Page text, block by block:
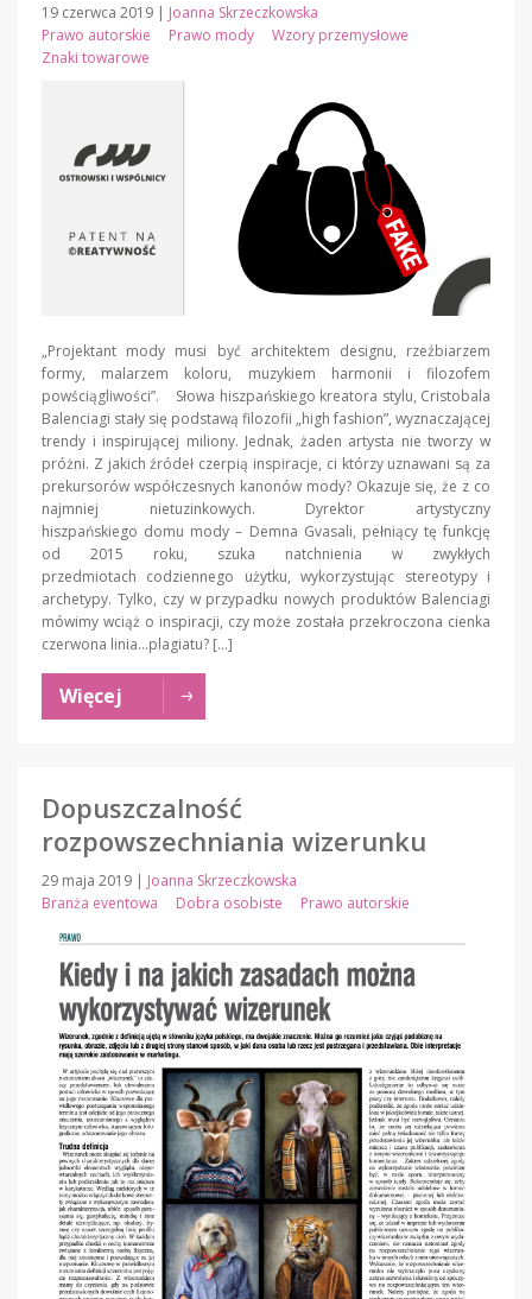
19 czerwca 2019 | Joanna Skrzeczkowska
Prawo autorskie
Prawo mody
Wzory przemysłowe
Znaki towarowe
„Projektant mody musi być architektem designu, rzeźbiarzem
formy, malarzem koloru, muzykiem harmonii i filozofem
powściągliwości”. Słowa hiszpańskiego kreatora stylu, Cristobala
Balenciagi stały się podstawą filozofii „high fashion”, wyznaczającej
trendy i inspirującej miliony. Jednak, żaden artysta nie tworzy w
próżni. Z jakich źródeł czerpią inspiracje, ci którzy uznawani są za
prekursorów współczesnych kanonów mody? Okazuje się, że z co
najmniej nietuzinkowych. Dyrektor artystyczny
hiszpańskiego domu mody – Demna Gvasali, pełniący tę funkcję
od 2015 roku, szuka natchnienia w zwykłych
przedmiotach codziennego użytku, wykorzystując stereotypy i
archetypy. Tylko, czy w przypadku nowych produktów Balenciagi
mówimy wciąż o inspiracji, czy może została przekroczona cienka
czerwona linia…plagiatu? […]
Więcej
Dopuszczalność
rozpowszechniania wizerunku
29 maja 2019 | Joanna Skrzeczkowska
Branża eventowa
Dobra osobiste Prawo autorskie